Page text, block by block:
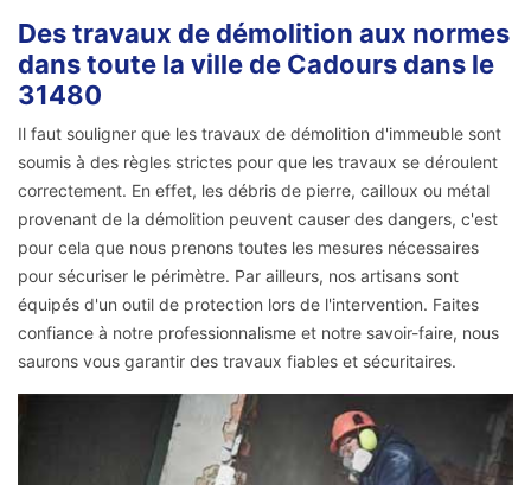
Des travaux de démolition aux normes
dans toute la ville de Cadours dans le
31480
Il faut souligner que les travaux de démolition d'immeuble sont
soumis à des règles strictes pour que les travaux se déroulent
correctement. En effet, les débris de pierre, cailloux ou métal
provenant de la démolition peuvent causer des dangers, c'est
pour cela que nous prenons toutes les mesures nécessaires
pour sécuriser le périmètre. Par ailleurs, nos artisans sont
équipés d'un outil de protection lors de l'intervention. Faites
confiance à notre professionnalisme et notre savoir-faire, nous
saurons vous garantir des travaux fiables et sécuritaires.